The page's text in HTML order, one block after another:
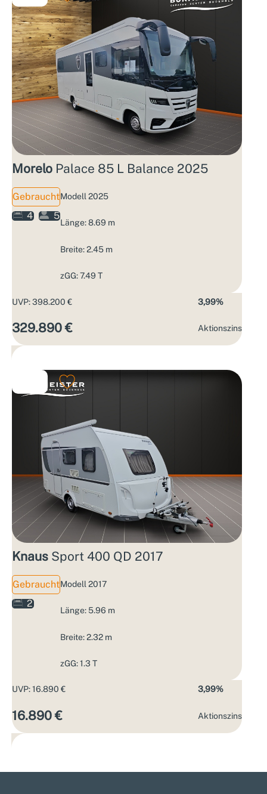
Morelo Palace 85 L Balance 2025
Gebraucht
4
5
Modell 2025
Länge: 8.69 m
Breite: 2.45 m
zGG: 7.49 T
UVP: 398.200 €
329.890 €
3,99%
Aktions­zins
Knaus Sport 400 QD 2017
Gebraucht
2
Modell 2017
Länge: 5.96 m
Breite: 2.32 m
zGG: 1.3 T
UVP: 16.890 €
16.890 €
3,99%
Aktions­zins